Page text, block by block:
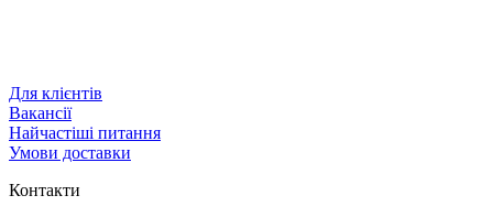
Для клієнтів
Вакансії
Найчастіші питання
Умови доставки
Контакти